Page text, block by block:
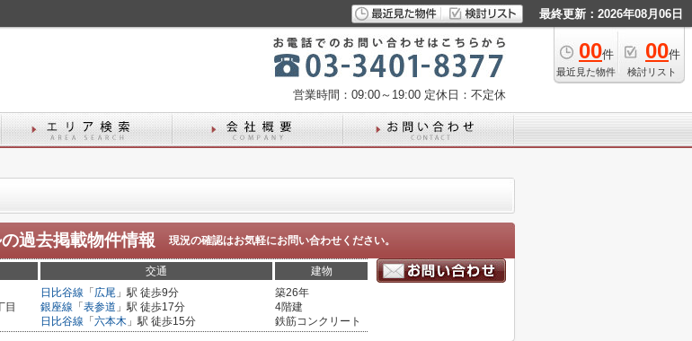
最終更新：2026年08月06日
00件
最近見た物件
00件
検討リスト
営業時間：09:00～19:00 定休日：不定休
の過去掲載物件情報 現況の確認はお気軽にお問い合わせください。
交通 建物
目
日比谷線 「 広尾 」駅 徒歩9分
銀座線 「 表参道 」駅 徒歩17分
日比谷線 「 六本木 」駅 徒歩15分
築26年
4階建
鉄筋コンクリート